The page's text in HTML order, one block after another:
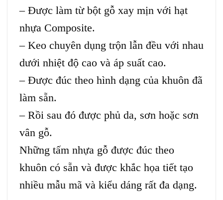
– Được làm từ bột gỗ xay mịn với hạt
nhựa Composite.
– Keo chuyên dụng trộn lẫn đều với nhau
dưới nhiệt độ cao và áp suất cao.
– Được đúc theo hình dạng của khuôn đã
làm sẵn.
– Rồi sau đó được phủ da, sơn hoặc sơn
vân gỗ.
Những tấm nhựa gỗ được đúc theo
khuôn có sẵn và được khắc họa tiết tạo
nhiều mẫu mã và kiểu dáng rất đa dạng.